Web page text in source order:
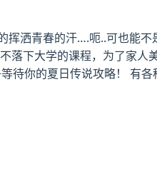
洒青春的汗….呃..可也能
落下大学的课程，为了家
你的夏日传说攻略！ 有各